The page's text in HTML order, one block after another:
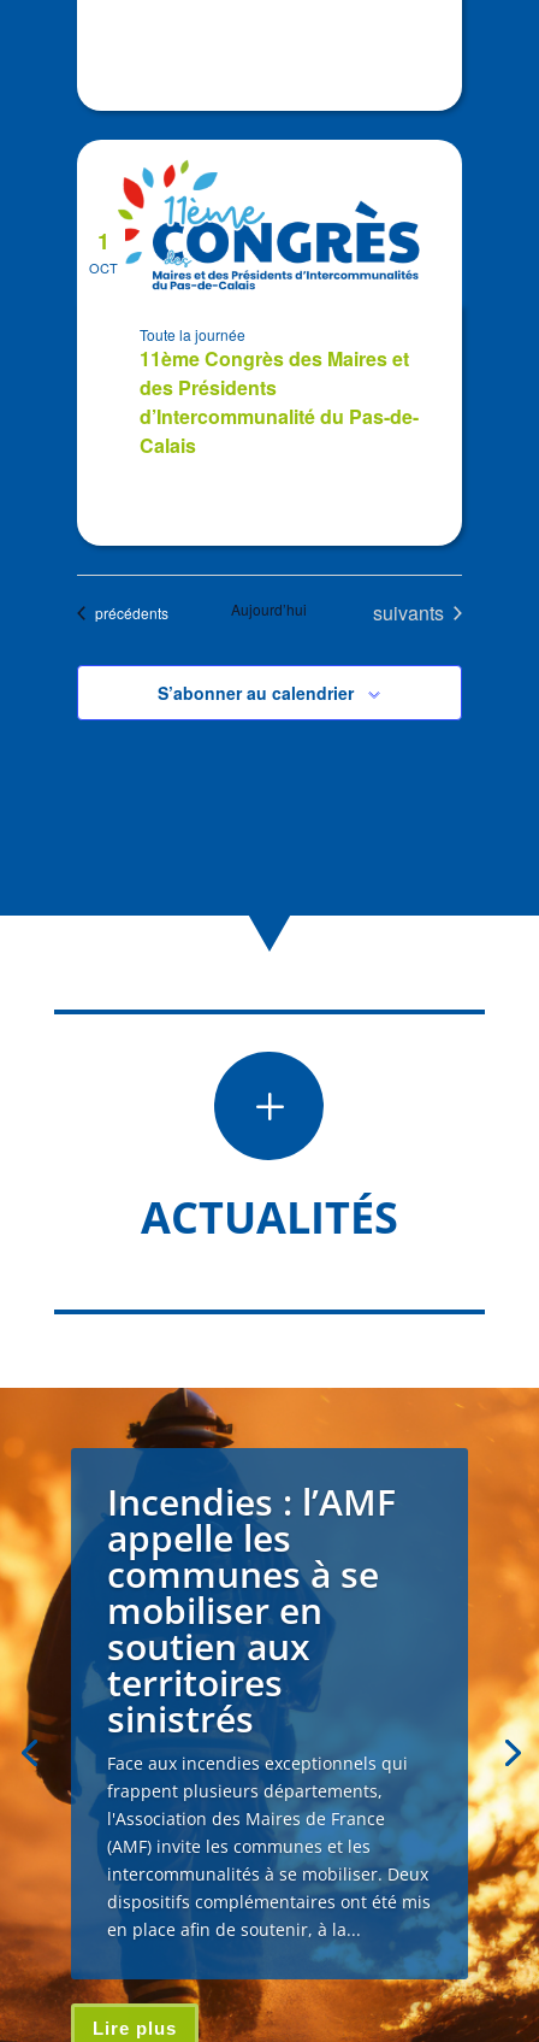
OCT
1
11ème Congrès des Maires et
des Présidents
d’Intercommunalité du Pas-de-
Calais
Toute la journée
Évènements
précédents Aujourd’hui Évènements
suivants
S’abonner au calendrier
L
ACTUALITÉS
Incendies : l’AMF
appelle les
communes à se
mobiliser en
soutien aux
territoires
sinistrés
Face aux incendies exceptionnels qui
frappent plusieurs départements,
l'Association des Maires de France
(AMF) invite les communes et les
intercommunalités à se mobiliser. Deux
dispositifs complémentaires ont été mis
en place afin de soutenir, à la...
Lire plus